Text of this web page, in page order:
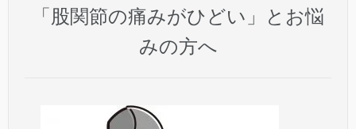
「股関節の痛みがひどい」とお悩
みの方へ